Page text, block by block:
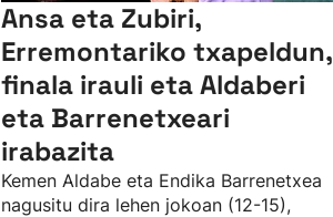
Ansa eta Zubiri,
Erremontariko txapeldun,
finala irauli eta Aldaberi
eta Barrenetxeari
irabazita
Kemen Aldabe eta Endika Barrenetxea
nagusitu dira lehen jokoan (12-15),